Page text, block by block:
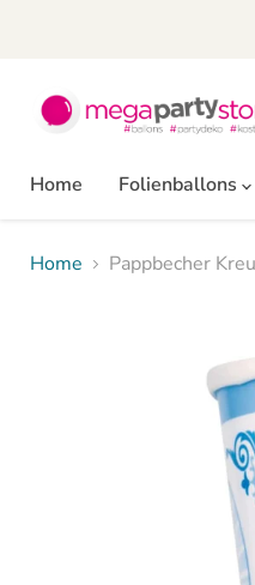
Home
Folienballons
Home Pappbecher